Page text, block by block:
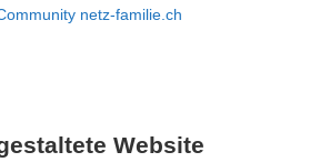
netz-familie.ch
Website